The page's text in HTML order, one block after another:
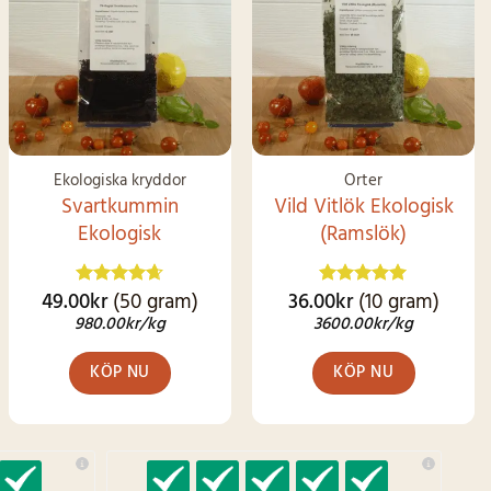
Ekologiska kryddor
Svartkummin
Ekologisk
Betygsatt
4.62 av 5
49.00kr(50 gram)
980.00kr/kg
KÖP NU
LAGER IGEN
Örter
Vild Vitlök Ekologisk
(Ramslök)
Betygsatt
4.92av 5
36.00kr (10 gram)
3600.00kr/kg
KÖP NU